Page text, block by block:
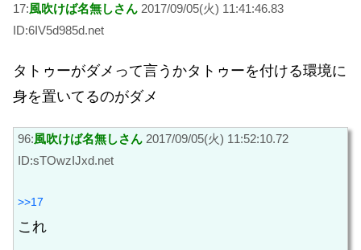
17:風吹けば名無しさん 2017/09/05(火) 11:41:46.83
ID:6IV5d985d.net
タトゥーがダメって言うかタトゥーを付ける環境に
身を置いてるのがダメ
96:風吹けば名無しさん 2017/09/05(火) 11:52:10.72
ID:sTOwzIJxd.net
>>17
これ